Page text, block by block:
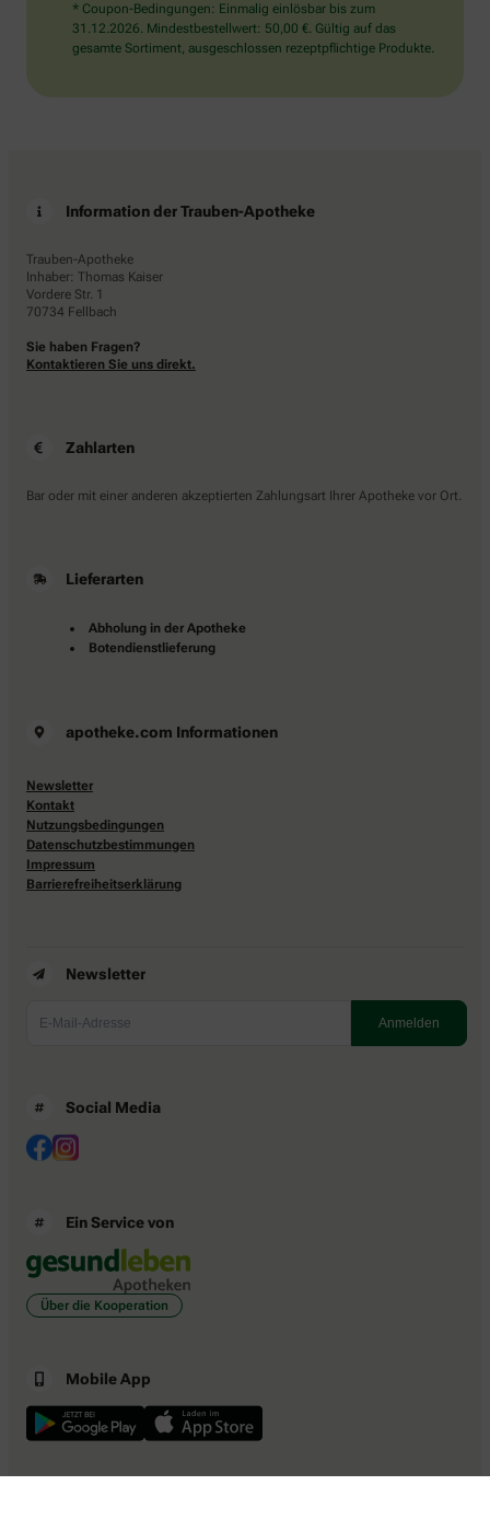
* Coupon-Bedingungen: Einmalig einlösbar bis zum
31.12.2026. Mindestbestellwert: 50,00 €. Gültig auf das
gesamte Sortiment, ausgeschlossen rezeptpflichtige Produkte.
Information der Trauben-Apotheke
Trauben-Apotheke
Inhaber: Thomas Kaiser
Vordere Str. 1
70734 Fellbach
Sie haben Fragen?
Kontaktieren Sie uns direkt.
Zahlarten
Bar oder mit einer anderen akzeptierten Zahlungsart Ihrer Apotheke vor Ort.
Lieferarten
Abholung in der Apotheke
Botendienstlieferung
apotheke.com Informationen
Newsletter
Kontakt
Nutzungsbedingungen
Datenschutzbestimmungen
Impressum
Barrierefreiheitserklärung
Newsletter
Social Media
Ein Service von
Über die Kooperation
Mobile App